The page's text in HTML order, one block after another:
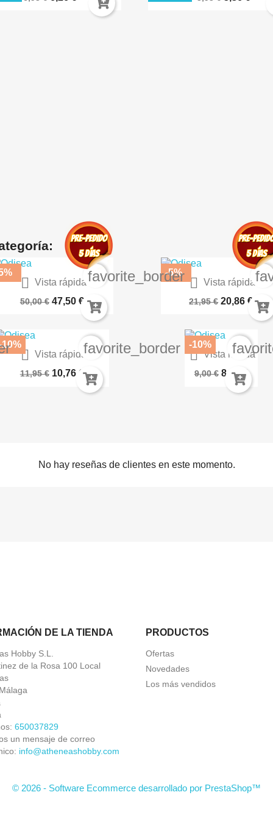
 Vista rápida
Arte De La Guerra De Los...
50,00 € 47,50 €
favorite_border  Vista rápida
El Ciclo De La Puerta De
21,95 € 20,86 €
-5%
 Vista rápida
Twin Jugadores...
11,95 € 10,76 €
10% favorite_border  Vista rápida
Jujutsu Kaisen 29
9,00 € 8,10 €
-10%
No hay reseñas de clientes en este momento.
DE LA TIENDA
Hobby S.L.
de la Rosa 100 Local
650037829
un mensaje de correo
info@atheneashobby.com
PRODUCTOS
Ofertas
Novedades
Los más vendidos
© 2026 - Software Ecommerce desarrollado por PrestaShop™